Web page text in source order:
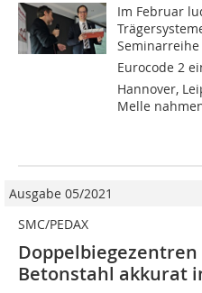
Im Februar
Seminarreihe
Eurocode 2
Hannover,
Melle
Ausgabe 05/2021
SMC/PEDAX
Betonstahl akkurat